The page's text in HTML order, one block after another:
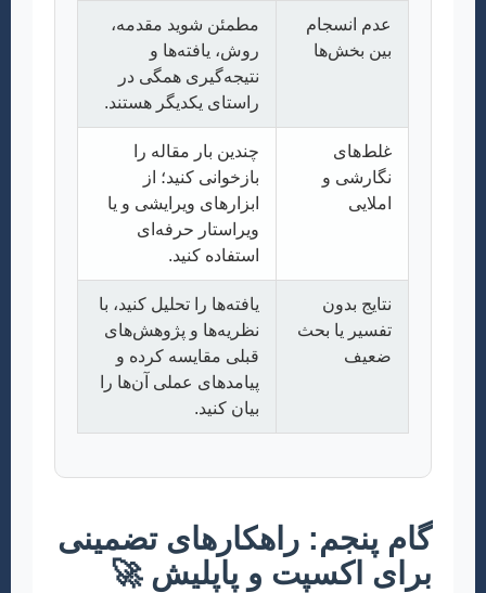
عدم انسجام
بین بخش‌ها
مطمئن شوید مقدمه،
روش، یافته‌ها و
نتیجه‌گیری همگی در
راستای یکدیگر هستند.
غلط‌های
نگارشی و
املایی
چندین بار مقاله را
بازخوانی کنید؛ از
ابزارهای ویرایشی و یا
ویراستار حرفه‌ای
استفاده کنید.
نتایج بدون
تفسیر یا بحث
ضعیف
یافته‌ها را تحلیل کنید، با
نظریه‌ها و پژوهش‌های
قبلی مقایسه کرده و
پیامدهای عملی آن‌ها را
بیان کنید.
گام پنجم: راهکارهای تضمینی
برای اکسپت و پاپلیش 🚀